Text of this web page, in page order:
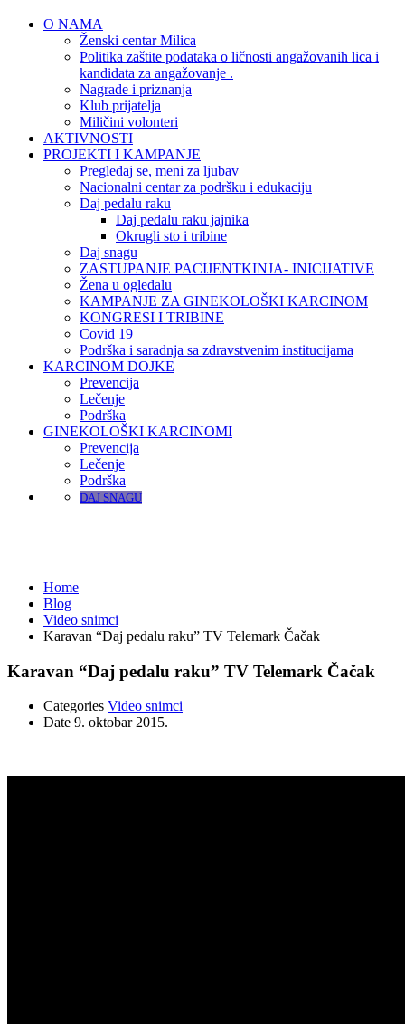
O NAMA
Ženski centar Milica
Politika zaštite podataka o ličnosti angažovanih lica i
kandidata za angažovanje .
Nagrade i priznanja
Klub prijatelja
Miličini volonteri
AKTIVNOSTI
PROJEKTI I KAMPANJE
Pregledaj se, meni za ljubav
Nacionalni centar za podršku i edukaciju
Daj pedalu raku
Daj pedalu raku jajnika
Okrugli sto i tribine
Daj snagu
ZASTUPANJE PACIJENTKINJA- INICIJATIVE
Žena u ogledalu
KAMPANJE ZA GINEKOLOŠKI KARCINOM
KONGRESI I TRIBINE
Covid 19
Podrška i saradnja sa zdravstvenim institucijama
KARCINOM DOJKE
Prevencija
Lečenje
Podrška
GINEKOLOŠKI KARCINOMI
Prevencija
Lečenje
Podrška
DAJ SNAGU
Home
Blog
Video snimci
Karavan “Daj pedalu raku” TV Telemark Čačak
Karavan “Daj pedalu raku” TV Telemark Čačak
Categories Video snimci
Date 9. oktobar 2015.